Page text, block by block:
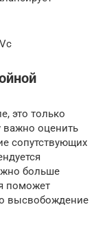
это только
оценить
сопутствующих
больше
поможет
высвобождение